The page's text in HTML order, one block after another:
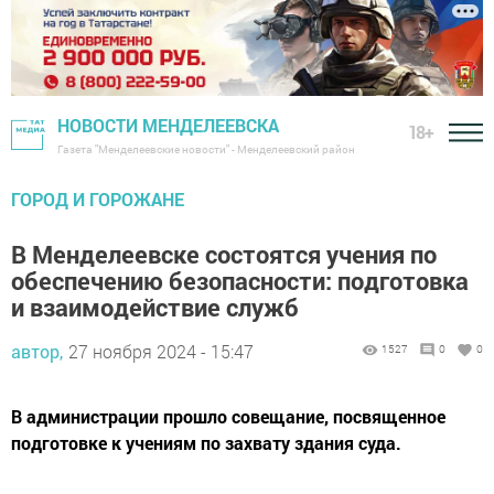
НОВОСТИ МЕНДЕЛЕЕВСКА
Газета "Менделеевские новости" - Менделеевский район
18+
ГОРОД И ГОРОЖАНЕ
В Менделеевске состоятся учения по
обеспечению безопасности: подготовка
и взаимодействие служб
автор, 27 ноября 2024 - 15:47 1527 0 0
В администрации прошло совещание, посвященное
подготовке к учениям по захвату здания суда.